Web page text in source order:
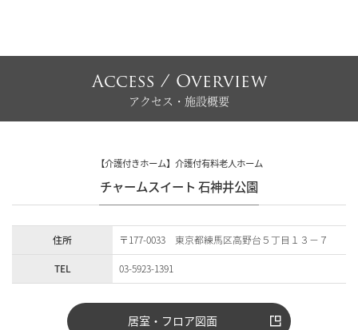
Access / Overview
アクセス・施設概要
【介護付きホーム】介護付有料老人ホーム
チャームスイート 石神井公園
住所
〒177-0033 東京都練馬区高野台５丁目１３−７
TEL
03-5923-1391
居室・フロア図面